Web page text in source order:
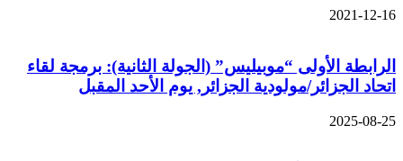
2021-12-16
الرابطة الأولى “موبيليس” (الجولة الثانية): برمجة لقاء
اتحاد الجزائر/مولودية الجزائر, يوم الأحد المقبل
2025-08-25